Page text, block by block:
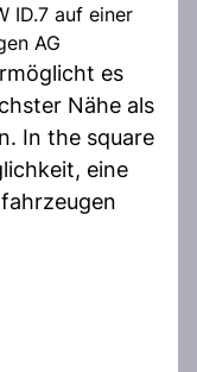
ID.7 auf einer
AG
es
Nähe als
In the square
eine